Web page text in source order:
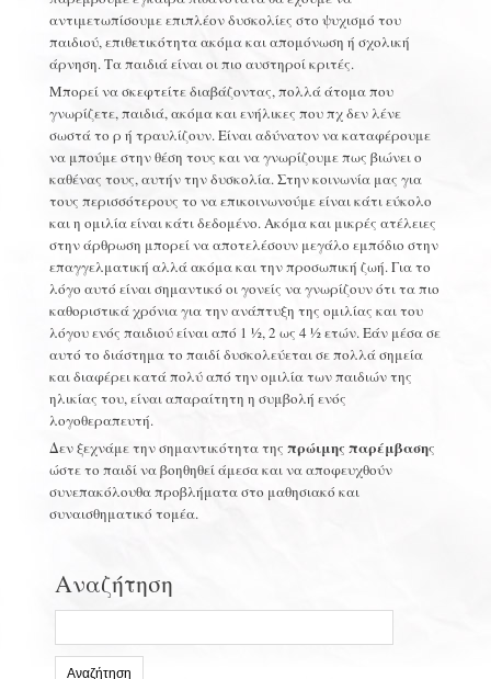
αντιμετωπίσουμε επιπλέον δυσκολίες στο ψυχισμό του
παιδιού, επιθετικότητα ακόμα και απομόνωση ή σχολική
άρνηση. Τα παιδιά είναι οι πιο αυστηροί κριτές.
Μπορεί να σκεφτείτε διαβάζοντας, πολλά άτομα που
γνωρίζετε, παιδιά, ακόμα και ενήλικες που πχ δεν λένε
σωστά το ρ ή τραυλίζουν. Είναι αδύνατον να καταφέρουμε
να μπούμε στην θέση τους και να γνωρίζουμε πως βιώνει ο
καθένας τους, αυτήν την δυσκολία. Στην κοινωνία μας για
τους περισσότερους το να επικοινωνούμε είναι κάτι εύκολο
και η ομιλία είναι κάτι δεδομένο. Ακόμα και μικρές ατέλειες
στην άρθρωση μπορεί να αποτελέσουν μεγάλο εμπόδιο στην
επαγγελματική αλλά ακόμα και την προσωπική ζωή. Για το
λόγο αυτό είναι σημαντικό οι γονείς να γνωρίζουν ότι τα πιο
καθοριστικά χρόνια για την ανάπτυξη της ομιλίας και του
λόγου ενός παιδιού είναι από 1 ½, 2 ως 4 ½ ετών. Εάν μέσα σε
αυτό το διάστημα το παιδί δυσκολεύεται σε πολλά σημεία
και διαφέρει κατά πολύ από την ομιλία των παιδιών της
ηλικίας του, είναι απαραίτητη η συμβολή ενός
λογοθεραπευτή.
Δεν ξεχνάμε την σημαντικότητα της πρώιμης παρέμβασης
ώστε το παιδί να βοηθηθεί άμεσα και να αποφευχθούν
συνεπακόλουθα προβλήματα στο μαθησιακό και
συναισθηματικό τομέα.
Αναζήτηση